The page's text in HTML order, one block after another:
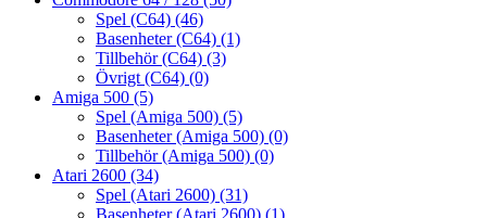
Spel (C64) (46)
Basenheter (C64) (1)
Tillbehör (C64) (3)
Övrigt (C64) (0)
Amiga 500 (5)
Spel (Amiga 500) (5)
Basenheter (Amiga 500) (0)
Tillbehör (Amiga 500) (0)
Atari 2600 (34)
Spel (Atari 2600) (31)